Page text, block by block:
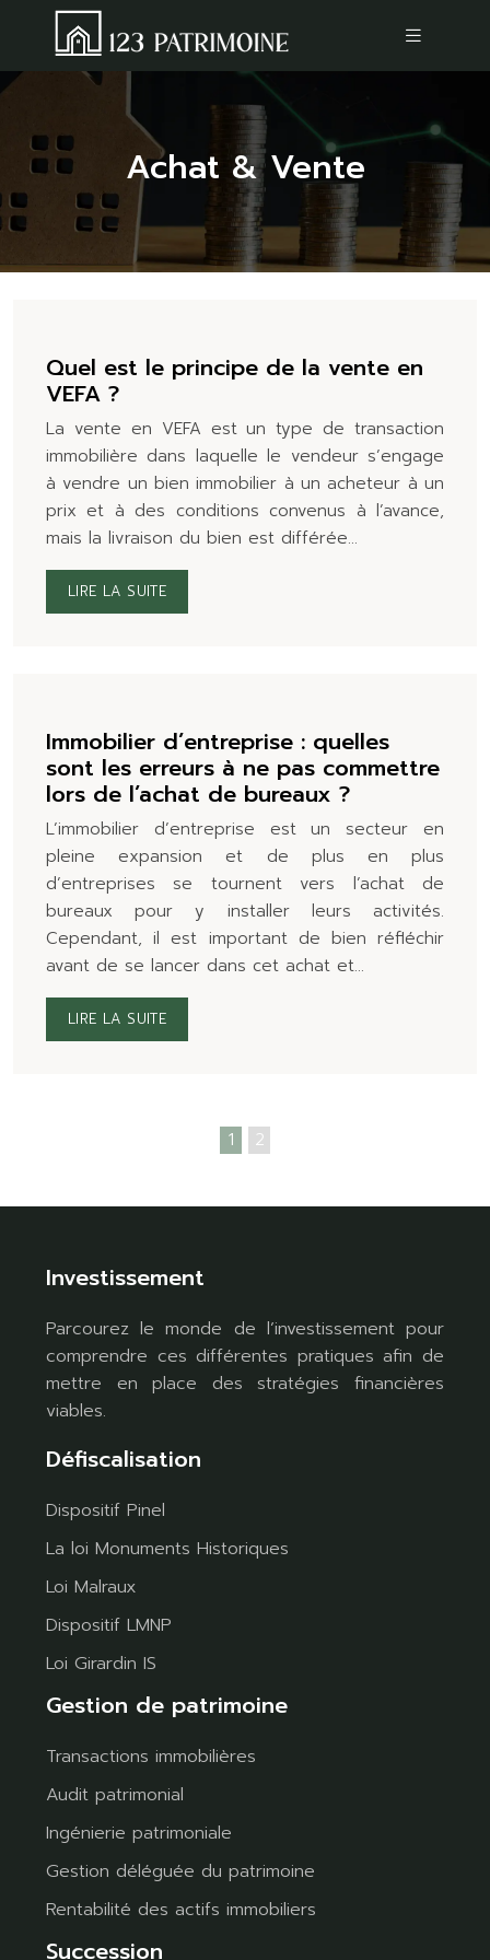
Achat & Vente
Quel est le principe de la vente en
VEFA ?
La vente en VEFA est un type de transaction
immobilière dans laquelle le vendeur s’engage
à vendre un bien immobilier à un acheteur à un
prix et à des conditions convenus à l’avance,
mais la livraison du bien est différée…
LIRE LA SUITE
Immobilier d’entreprise : quelles
sont les erreurs à ne pas commettre
lors de l’achat de bureaux ?
L’immobilier d’entreprise est un secteur en
pleine expansion et de plus en plus
d’entreprises se tournent vers l’achat de
bureaux pour y installer leurs activités.
Cependant, il est important de bien réfléchir
avant de se lancer dans cet achat et…
LIRE LA SUITE
1 2
Investissement
Parcourez le monde de l’investissement pour
comprendre ces différentes pratiques afin de
mettre en place des stratégies financières
viables.
Défiscalisation
Dispositif Pinel
La loi Monuments Historiques
Loi Malraux
Dispositif LMNP
Loi Girardin IS
Gestion de patrimoine
Transactions immobilières
Audit patrimonial
Ingénierie patrimoniale
Gestion déléguée du patrimoine
Rentabilité des actifs immobiliers
Succession